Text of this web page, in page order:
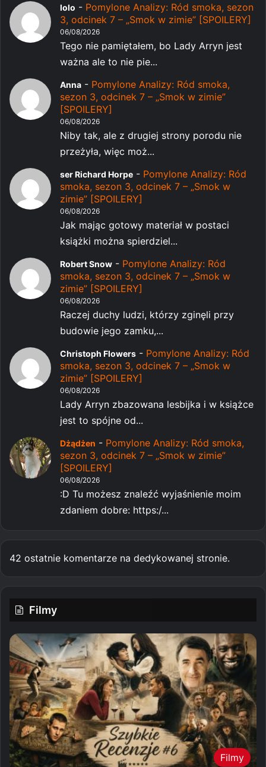
lolo - Pomylone Analizy: Ród smoka, sezon
3, odcinek 7 – „Smok w zimie” [SPOILERY]
06/08/2026
Tego nie pamiętałem, bo Lady Arryn jest
ważna ale to nie pie...
Anna - Pomylone Analizy: Ród smoka,
sezon 3, odcinek 7 – „Smok w zimie”
[SPOILERY]
06/08/2026
Niby tak, ale z drugiej strony porodu nie
przeżyła, więc moż...
ser Richard Horpe - Pomylone Analizy: Ród
smoka, sezon 3, odcinek 7 – „Smok w
zimie” [SPOILERY]
06/08/2026
Jak mając gotowy materiał w postaci
książki można spierdziel...
Robert Snow - Pomylone Analizy: Ród
smoka, sezon 3, odcinek 7 – „Smok w
zimie” [SPOILERY]
06/08/2026
Raczej duchy ludzi, którzy zginęli przy
budowie jego zamku,...
Christoph Flowers - Pomylone Analizy: Ród
smoka, sezon 3, odcinek 7 – „Smok w
zimie” [SPOILERY]
06/08/2026
Lady Arryn zbazowana lesbijka i w książce
jest to spójne od...
Dżądżen - Pomylone Analizy: Ród smoka,
sezon 3, odcinek 7 – „Smok w zimie”
[SPOILERY]
06/08/2026
:D Tu możesz znaleźć wyjaśnienie moim
zdaniem dobre: https:/...
42 ostatnie komentarze na dedykowanej stronie.
Filmy
Filmy